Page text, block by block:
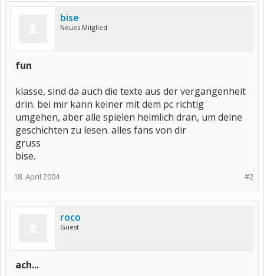
bise
Neues Mitglied
fun
klasse, sind da auch die texte aus der vergangenheit
drin. bei mir kann keiner mit dem pc richtig
umgehen, aber alle spielen heimlich dran, um deine
geschichten zu lesen. alles fans von dir
gruss
bise.
#2
18. April 2004
roco
Guest
ach...